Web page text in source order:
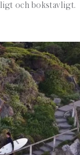
och bokstavligt.